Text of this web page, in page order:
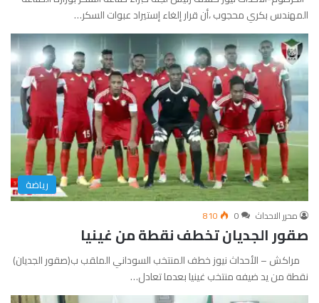
المهندس بكري محجوب ،أن قرار إلغاء إستيراد عبوات السكر…
رياضة
محرر الاحداث 0
810
صقور الجديان تخطف نقطة من غينيا
مراكش – الأحداث نيوز خطف المنتخب السوداني الملقب ب(صقور الجديان)
نقطة من يد ضيفه منتخب غينيا بعدما تعادل…